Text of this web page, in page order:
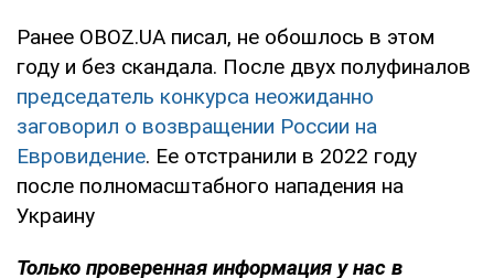
Ранее OBOZ.UA писал, не обошлось в этом
году и без скандала. После двух полуфиналов
председатель конкурса неожиданно
заговорил о возвращении России на
Евровидение. Ее отстранили в 2022 году
после полномасштабного нападения на
Украину
Только проверенная информация у нас в